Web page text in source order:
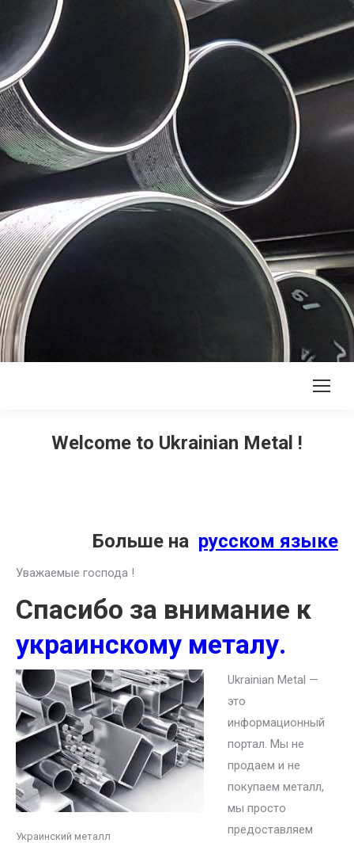
Welcome to Ukrainian Metal !
Больше на русском языке
Уважаемые господа !
Спасибо за внимание к
украинскому металу.
Украинский металл
Ukrainian Metal —
это
информационный
портал. Мы не
продаем и не
покупаем металл,
мы просто
предоставляем